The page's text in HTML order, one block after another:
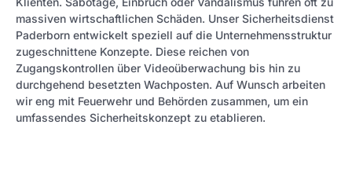
massiven wirtschaftlichen Schäden. Unser Sicherheitsdienst
Paderborn entwickelt speziell auf die Unternehmensstruktur
zugeschnittene Konzepte. Diese reichen von
Zugangskontrollen über Videoüberwachung bis hin zu
durchgehend besetzten Wachposten. Auf Wunsch arbeiten
wir eng mit Feuerwehr und Behörden zusammen, um ein
umfassendes Sicherheitskonzept zu etablieren.